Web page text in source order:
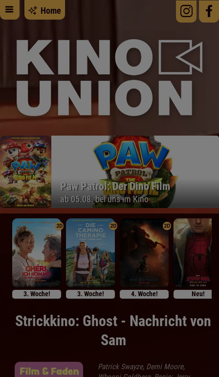
Home
Paw Patrol: Der Dino Film
ab 05.08. bei uns im Kino
2D
3. Woche!
2D
3. Woche!
2D
4. Woche! Neu!
Strickkino: Ghost - Nachricht von
Sam
Patrick Swayze, Demi Moore,